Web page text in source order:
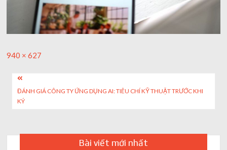
Full
940 × 627
Post
navigation
ĐÁNH GIÁ CÔNG TY ỨNG DỤNG AI: TIÊU CHÍ KỸ THUẬT TRƯỚC KHI
KÝ
Bài viết mới nhất